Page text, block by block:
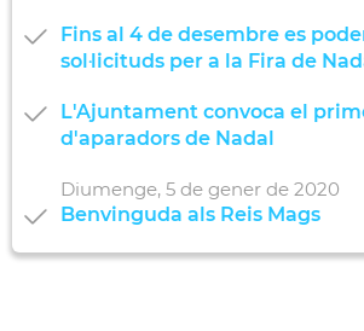
Fins al 4 de desembre es
sol·licituds per a la Fira de
L'Ajuntament convoca el
d'aparadors de Nadal
Diumenge, 5 de gener de 2020
Benvinguda als Reis Mags